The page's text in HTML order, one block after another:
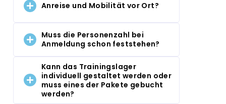
Anreise und Mobilität vor Ort?
Muss die Personenzahl bei
Anmeldung schon feststehen?
Kann das Trainingslager
individuell gestaltet werden oder
muss eines der Pakete gebucht
werden?